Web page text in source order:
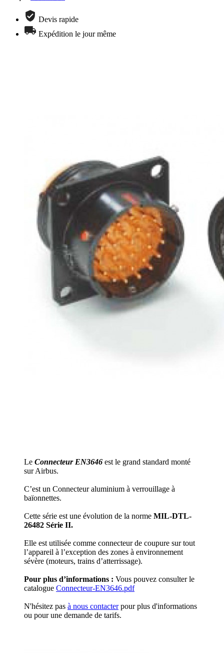
Devis rapide
Expédition le jour même
Le Connecteur EN3646 est le grand standard monté
sur Airbus.
C’est un Connecteur aluminium à verrouillage à
baïonnettes.
Cette série est une évolution de la norme MIL-DTL-
26482 Série II.
Elle est utilisée comme connecteur de coupure sur tout
l’appareil à l’exception des zones à environnement
sévère (moteurs, trains d’atterrissage).
Pour plus d’informations : Vous pouvez consulter le
catalogue Connecteur-EN3646.pdf
N'hésitez pas à nous contacterpour plus d'informations
ou pour une demande de tarifs.